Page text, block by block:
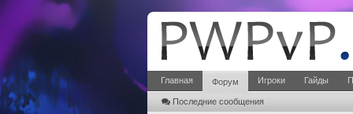
Главная Форум
Последние сообщения
Игроки Гайды